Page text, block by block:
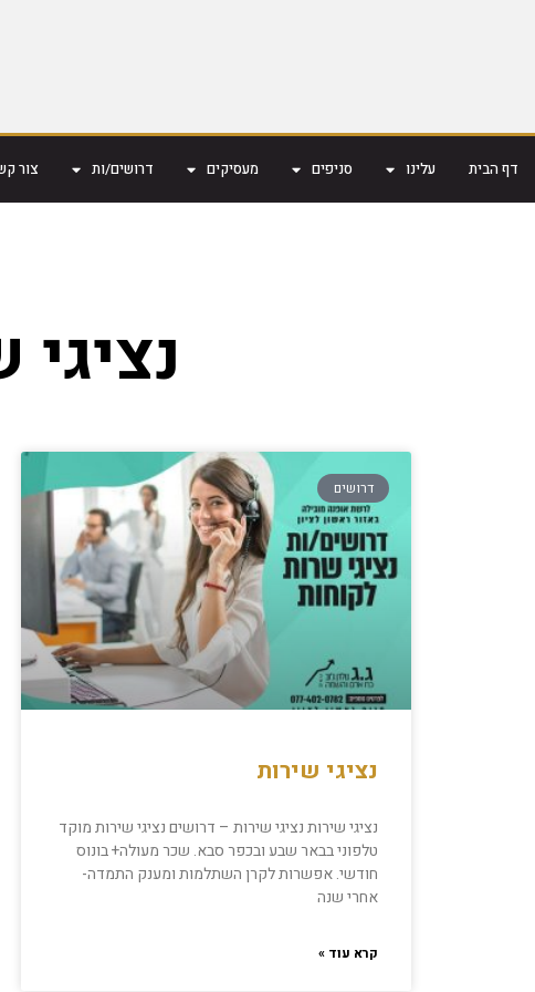
דף הבית עלינו סניפים מעסיקים דרושים/ות צור
דרושים
נציגי שירות
נציגי שירות נציגי שירות – דרושים נציגי שירות מוקד
טלפוני בבאר שבע ובכפר סבא. שכר מעולה+ בונוס
חודשי. אפשרות לקרן השתלמות ומענק התמדה-
אחרי שנה
קרא עוד »